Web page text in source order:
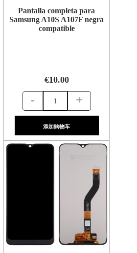
Pantalla completa para
Samsung A10S A107F negra
compatible
€10.00
- +
添加购物车